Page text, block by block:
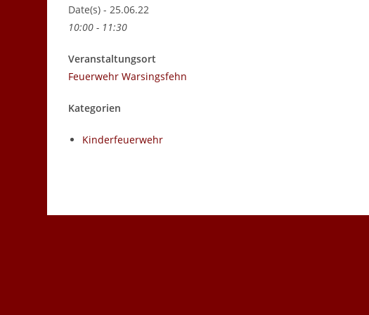
Date(s) - 25.06.22
10:00 - 11:30
Veranstaltungsort
Feuerwehr Warsingsfehn
Kategorien
Kinderfeuerwehr